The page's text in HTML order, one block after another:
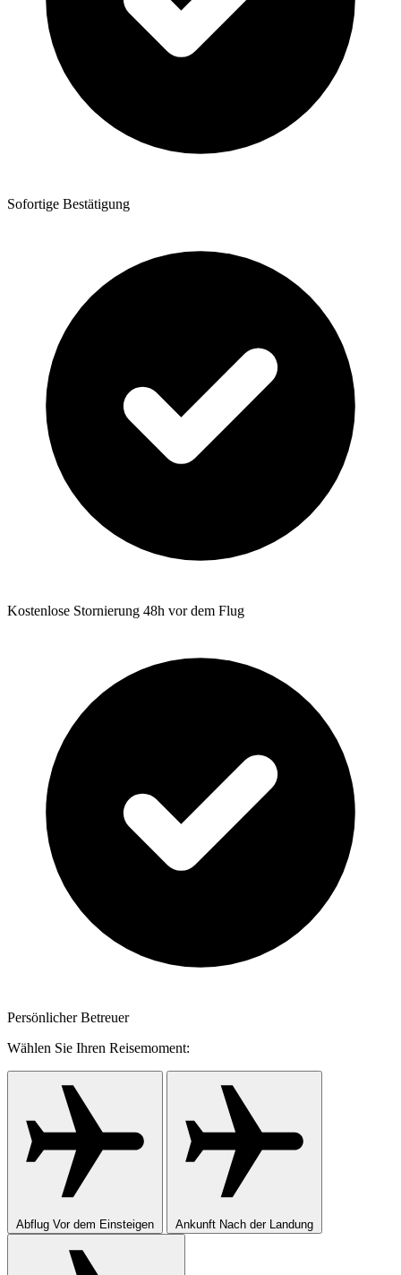
Sofortige Bestätigung
Kostenlose Stornierung 48h vor dem Flug
Persönlicher Betreuer
Wählen Sie Ihren Reisemoment:
Abflug Vor dem Einsteigen Ankunft Nach der Landung